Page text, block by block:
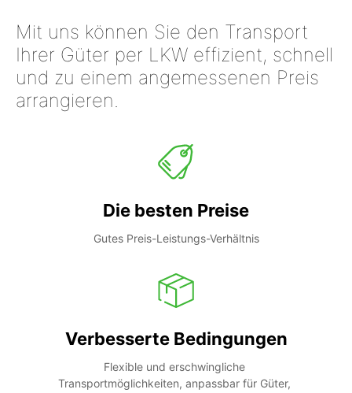
Mit uns können Sie den Transport
Ihrer Güter per LKW effizient, schnell
und zu einem angemessenen Preis
arrangieren.
Die besten Preise
Gutes Preis-Leistungs-Verhältnis
Verbesserte Bedingungen
Flexible und erschwingliche
Transportmöglichkeiten, anpassbar für Güter,